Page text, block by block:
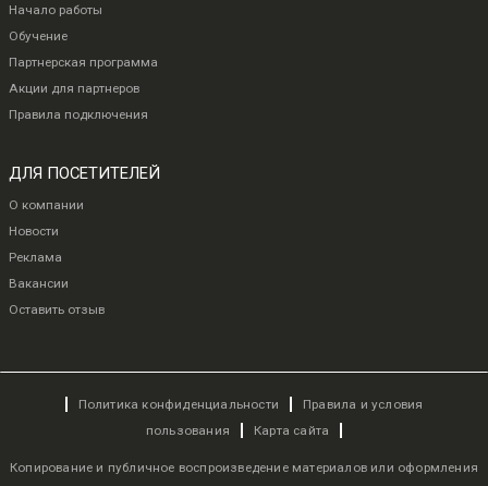
Начало работы
Обучение
Партнерская программа
Акции для партнеров
Правила подключения
ДЛЯ ПОСЕТИТЕЛЕЙ
О компании
Новости
Реклама
Вакансии
Оставить отзыв
Политика конфиденциальности
Правила и условия
пользования
Карта сайта
Копирование и публичное воспроизведение материалов или оформления